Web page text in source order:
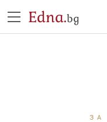
Edna.bg
ЗА